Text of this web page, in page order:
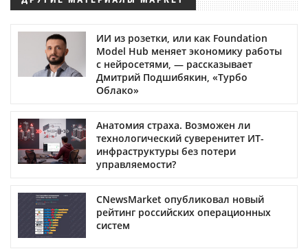
ИИ из розетки, или как Foundation
Model Hub меняет экономику работы
с нейросетями, — рассказывает
Дмитрий Подшибякин, «Турбо
Облако»
Анатомия страха. Возможен ли
технологический суверенитет ИТ-
инфраструктуры без потери
управляемости?
CNewsMarket опубликовал новый
рейтинг российских операционных
систем